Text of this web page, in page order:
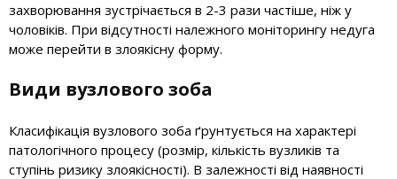
захворювання зустрічається в 2-3 рази частіше, ніж у
чоловіків. При відсутності належного моніторингу недуга
може перейти в злоякісну форму.
Види вузлового зоба
Класифікація вузлового зоба ґрунтується на характері
патологічного процесу (розмір, кількість вузликів та
ступінь ризику злоякісності). В залежності від наявності